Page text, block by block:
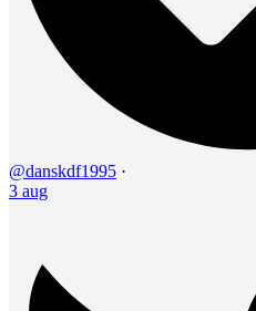
@danskdf1995 ·
3 aug